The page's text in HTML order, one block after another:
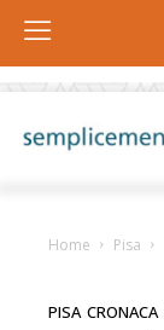
Home Pisa
PISA CRONACA